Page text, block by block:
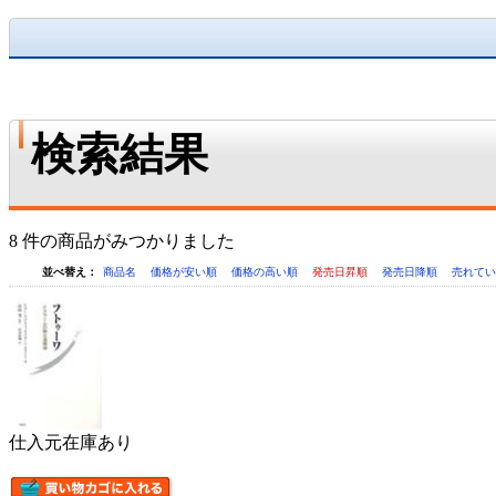
検索結果
8 件の商品がみつかりました
並べ替え： 商品名 価格が安い順 価格の高い順 発売日昇順 発売日降順 売れて
仕入元在庫あり